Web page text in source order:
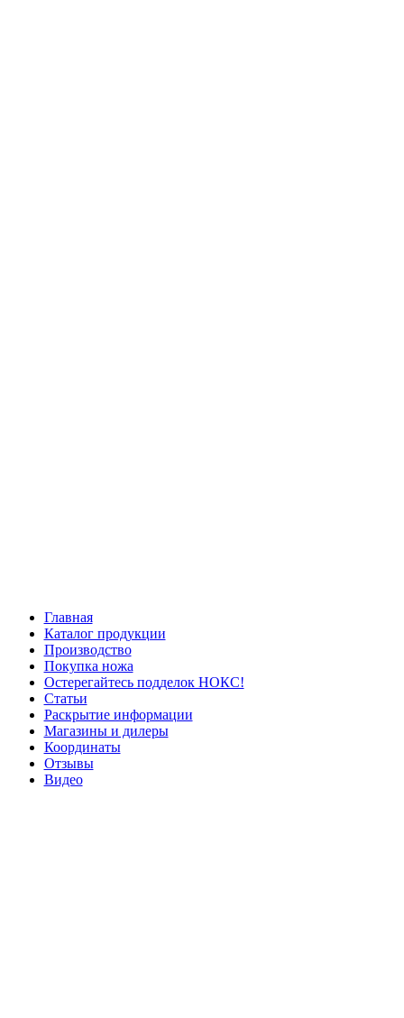
Главная
Каталог продукции
Производство
Покупка ножа
Остерегайтесь подделок НОКС!
Статьи
Раскрытие информации
Магазины и дилеры
Координаты
Отзывы
Видео